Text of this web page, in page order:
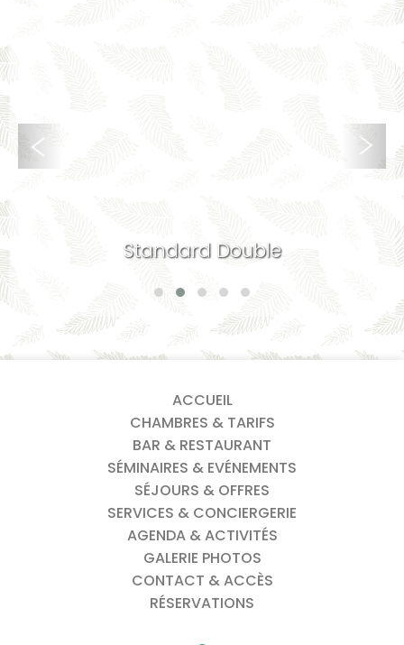
Standard Double
ACCUEIL
CHAMBRES & TARIFS
BAR & RESTAURANT
SÉMINAIRES & EVÉNEMENTS
SÉJOURS & OFFRES
SERVICES & CONCIERGERIE
AGENDA & ACTIVITÉS
GALERIE PHOTOS
CONTACT & ACCÈS
RÉSERVATIONS